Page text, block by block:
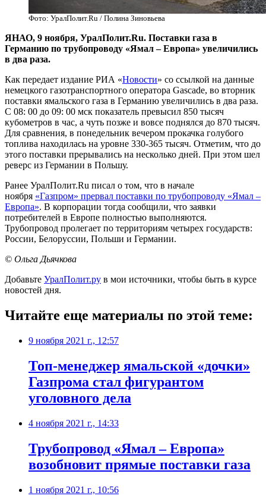
Фото: УралПолит.Ru / Полина Зиновьева
​ЯНАО, 9 ноября, УралПолит.Ru. Поставки газа в
Германию по трубопроводу «Ямал – Европа» увеличились
в два раза.
Как передает издание РИА «Новости» со ссылкой на данные
немецкого газотранспортного оператора Gascade, во вторник
поставки ямальского газа в Германию увеличились в два раза.
С 08: 00 до 09: 00 мск показатель превысил 850 тысяч
кубометров в час, а чуть позже и вовсе поднялся до 870 тысяч.
Для сравнения, в понедельник вечером прокачка голубого
топлива находилась на уровне 330-365 тысяч. Отметим, что до
этого поставки прерывались на несколько дней. При этом шел
реверс из Германии в Польшу.
Ранее УралПолит.Ru писал о том, что в начале
ноября «Газпром» прервал поставки по трубопроводу «Ямал –
Европа». В корпорации тогда сообщили, что заявки
потребителей в Европе полностью выполняются.
Трубопровод пролегает по территориям четырех государств:
России, Белоруссии, Польши и Германии.
© Ольга Дьячкова
Добавьте УралПолит.ру в мои источники, чтобы быть в курсе
новостей дня.
Читайте еще материалы по этой теме:
9 ноября 2021 г., 12:57
Топ-менеджер ямальской «дочки»
Газпрома стал фигурантом
уголовного дела
4 ноября 2021 г., 14:33
​Трубопровод «Ямал – Европа»
возобновит прямые поставки газа
1 ноября 2021 г., 10:56